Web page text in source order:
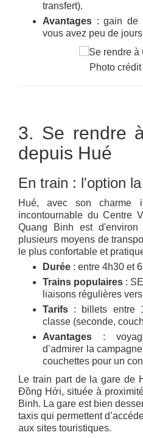
transfert).
Avantages : gain de
vous avez peu de
Photo
3. Se rendre
depuis Hué
En train : l'option
Hué, avec son charme
incontournable du Centre
Quang Binh est
plusieurs moyens de
le plus confortable et
Durée : entre 4h30 et
Trains populaires :
liaisons régulières
Tarifs : billets entre
classe (seconde,
Avantages :
d’admirer la
couchettes pour un
Le train part de la gare de
Đồng Hới, située à
Binh. La gare est bien
taxis qui permettent
aux sites touristiques.